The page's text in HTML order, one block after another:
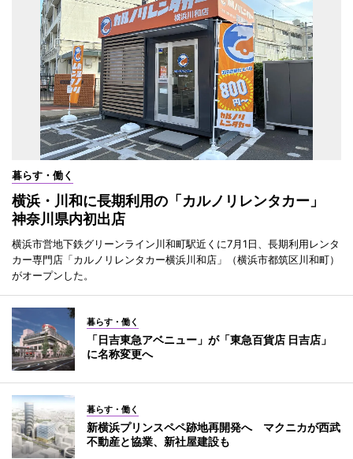
暮らす・働く
横浜・川和に長期利用の「カルノリレンタカー」
神奈川県内初出店
横浜市営地下鉄グリーンライン川和町駅近くに7月1日、長期利用レンタ
カー専門店「カルノリレンタカー横浜川和店」（横浜市都筑区川和町）
がオープンした。
暮らす・働く
「日吉東急アベニュー」が「東急百貨店 日吉店」
に名称変更へ
暮らす・働く
新横浜プリンスペペ跡地再開発へ マクニカが西武
不動産と協業、新社屋建設も